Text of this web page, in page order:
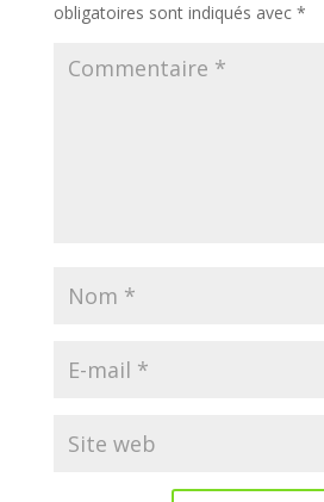
obligatoires sont indiqués avec *